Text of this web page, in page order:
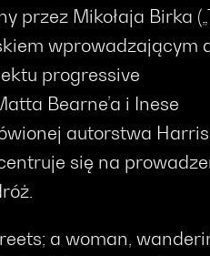
przez Mikołaja Birka
wprowadzającym
progressive
Bearne’a i Inese
autorstwa
się na
a woman,